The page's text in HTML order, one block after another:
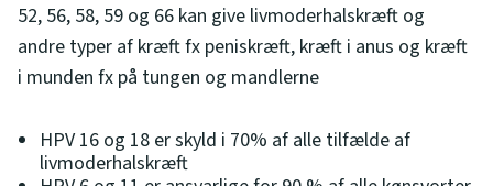
52, 56, 58, 59 og 66 kan give livmoderhalskræft og
andre typer af kræft fx peniskræft, kræft i anus og kræft
i munden fx på tungen og mandlerne
HPV 16 og 18 er skyld i 70% af alle tilfælde af
livmoderhalskræft